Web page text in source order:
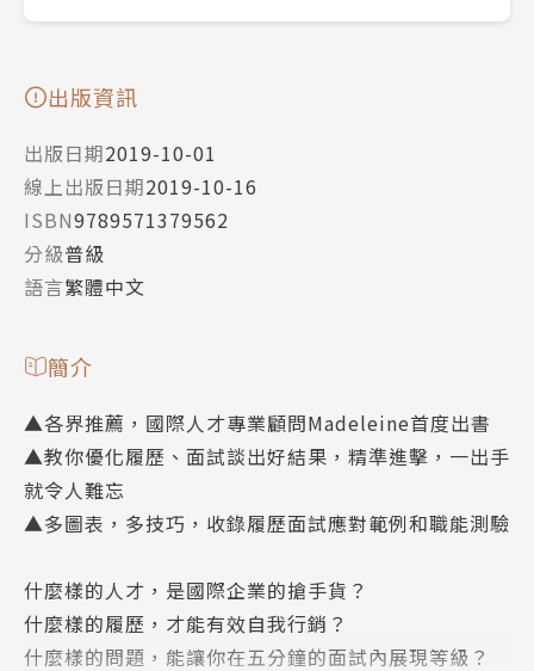
出版資訊
出版日期2019-10-01
線上出版日期2019-10-16
ISBN9789571379562
分級普級
語言繁體中文
簡介
▲各界推薦，國際人才專業顧問Madeleine首度出書
▲教你優化履歷、面試談出好結果，精準進擊，一出手
就令人難忘
▲多圖表，多技巧，收錄履歷面試應對範例和職能測驗
什麼樣的人才，是國際企業的搶手貨？
什麼樣的履歷，才能有效自我行銷？
什麼樣的問題，能讓你在五分鐘的面試內展現等級？